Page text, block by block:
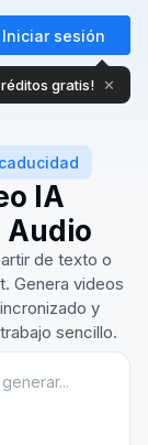
Iniciar sesión
gratis! ✕
IA
Audio
de texto o
Genera videos
y
sencillo.